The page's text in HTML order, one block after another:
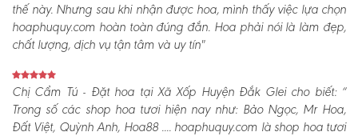
thế này. Nhưng sau khi nhận được hoa, mình thấy việc lựa chọn
hoaphuquy.com hoàn toàn đúng đắn. Hoa phải nói là làm đẹp,
chất lượng, dịch vụ tận tâm và uy tín"
Chị Cẩm Tú - Đặt hoa tại Xã Xốp Huyện Đắk Glei cho biết:“
Trong số các shop hoa tươi hiện nay như: Bảo Ngọc, Mr Hoa,
Đất Việt, Quỳnh Anh, Hoa88 .... hoaphuquy.com là shop hoa tươi